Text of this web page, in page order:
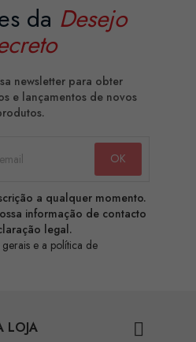
da Desejo
newsletter para obter
e lançamentos de novos
a qualquer momento.
informação de contacto
legal.
e a política de
LOJA 